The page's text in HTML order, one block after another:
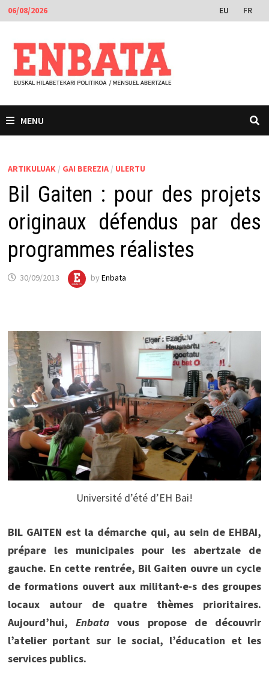
Skip
to
content
06/08/2026 EU FR
MENU
ARTIKULUAK / GAI BEREZIA/ ULERTU
Bil Gaiten : pour des projets
originaux défendus par des
programmes réalistes
30/09/2013 by Enbata
Université d’été d’EH Bai!
BIL GAITEN est la démarche qui, au sein de EHBAI,
prépare les municipales pour les abertzale de
gauche. En cette rentrée, Bil Gaiten ouvre un cycle
de formations ouvert aux militant-e-s des groupes
locaux autour de quatre thèmes prioritaires.
Aujourd’hui,Enbata vous propose de découvrir
l’atelier portant sur le social, l’éducation et les
services publics.